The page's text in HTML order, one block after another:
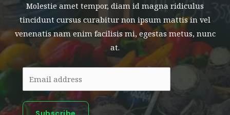
Molestie amet tempor, diam id magna ridiculus
tincidunt cursus curabitur non ipsum mattis in vel
venenatis nam enim facilisis mi, egestas metus, nunc
at.